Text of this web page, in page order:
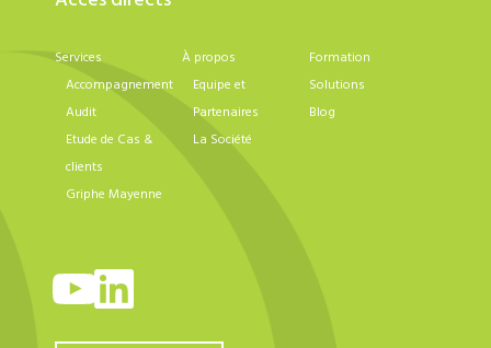
Services
Accompagnement
Audit
Etude de Cas &
clients
Griphe Mayenne
À propos
Equipe et
Partenaires
La Société
Formation
Solutions
Blog
YouTube
LinkedIn